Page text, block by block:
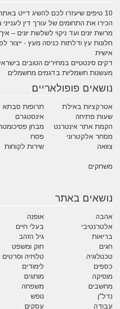
10 טיפים שיעזרו לכם להשיג דייט באתרי הכרויות
הכירו את התחומים של עורך דין
מרשת יונים ועד ניקוי לשלשת יונים –
חלונות עץ ודלתות כניסה מעץ - ייצור
אישית
דקים סינטטיים במחירים הטובים
מעשנות חשמליות בדגמים מחשמלים
נושאים פופולאריים
אטרקציות באילת תרופות סבתא
שעות פתיחה
אינסטגרם
הקמת אתר אינטרנט
מבחן
מסחר אלקטרוני
פסח
צוואה
שירות לקוחות
משחקים
נושאים באתר
אהבה אופנה
אלטרנטיבי
בעלי חיים
בריאות
גיל הזהב
חגים
חוק ומשפט
טכנולוגיה
טלויזיה וסרטים
כספים
לימודים
מוסיקה
מותגים
מחשבים
משפחה
נדל"ן
נופש
עבודה
עסקים